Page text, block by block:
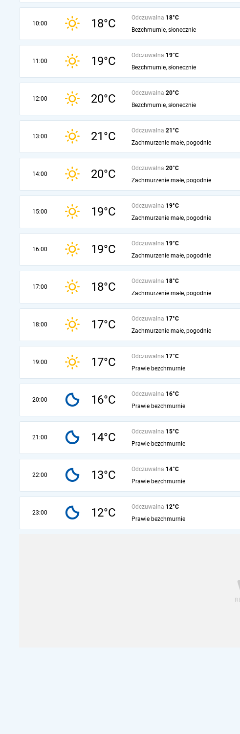
10:00 18°C Odczuwalna 18°C
Bezchmurnie, słonecznie
11:00 19°C Odczuwalna 19°C
Bezchmurnie, słonecznie
12:00 20°C Odczuwalna 20°C
Bezchmurnie, słonecznie
13:00 21°C Odczuwalna 21°C
Zachmurzenie małe, pogodnie
14:00 20°C Odczuwalna 20°C
Zachmurzenie małe, pogodnie
15:00 19°C Odczuwalna 19°C
Zachmurzenie małe, pogodnie
16:00 19°C Odczuwalna 19°C
Zachmurzenie małe, pogodnie
17:00 18°C Odczuwalna 18°C
Zachmurzenie małe, pogodnie
18:00 17°C Odczuwalna 17°C
Zachmurzenie małe, pogodnie
19:00 17°C Odczuwalna 17°C
Prawie bezchmurnie
20:00 16°C Odczuwalna 16°C
Prawie bezchmurnie
21:00 14°C Odczuwalna 15°C
Prawie bezchmurnie
22:00 13°C Odczuwalna 14°C
Prawie bezchmurnie
23:00 12°C Odczuwalna 12°C
Prawie bezchmurnie